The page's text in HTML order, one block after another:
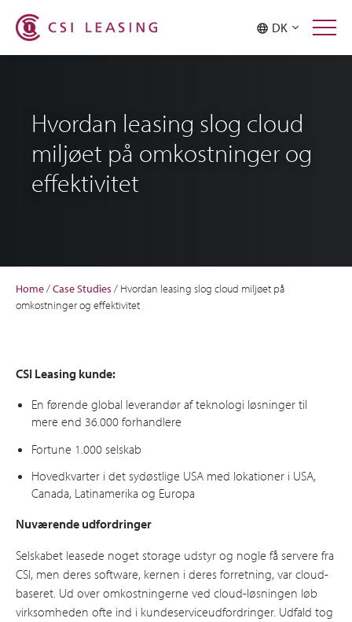
DK
Hvordan leasing slog cloud
miljøet på omkostninger og
effektivitet
Home/Case Studies / Hvordan leasing slog cloud miljøet på
omkostninger og effektivitet
CSI Leasing kunde:
En førende global leverandør af teknologi løsninger til
mere end 36.000 forhandlere
Fortune 1.000 selskab
Hovedkvarter i det sydøstlige USA med lokationer i USA,
Canada, Latinamerika og Europa
Nuværende udfordringer
Selskabet leasede noget storage udstyr og nogle få servere fra
CSI, men deres software, kernen i deres forretning, var cloud-
baseret. Ud over omkostningerne ved cloud-løsningen løb
virksomheden ofte ind i kundeserviceudfordringer. Udfald tog